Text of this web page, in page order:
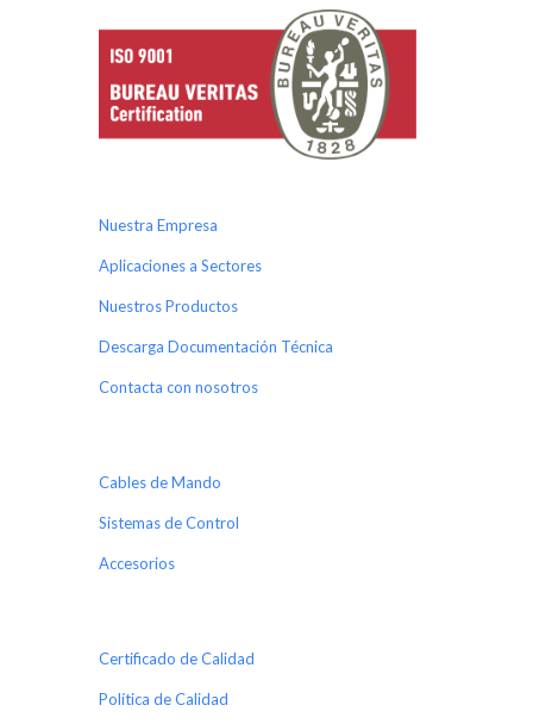
Nuestra Empresa
Aplicaciones a Sectores
Nuestros Productos
Descarga Documentación Técnica
Contacta con nosotros
Cables de Mando
Sistemas de Control
Accesorios
Certificado de Calidad
Política de Calidad